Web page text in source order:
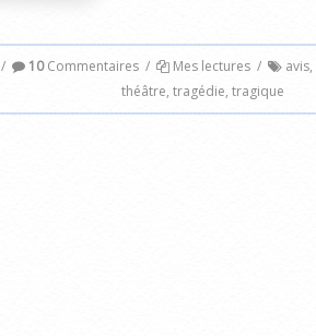
/ 10Commentaires / Mes lectures / avis,
théâtre, tragédie, tragique